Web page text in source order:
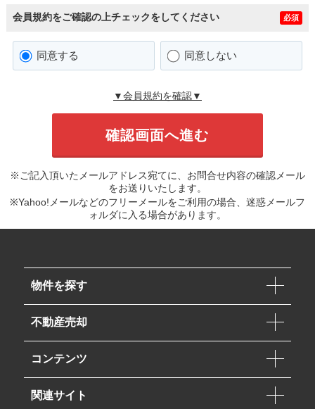
会員規約をご確認の上チェックをしてください 必須
同意する 同意しない
▼会員規約を確認▼
※ご記入頂いたメールアドレス宛てに、お問合せ内容の確認メール
をお送りいたします。
※Yahoo!メールなどのフリーメールをご利用の場合、迷惑メールフ
ォルダに入る場合があります。
物件を探す
不動産売却
コンテンツ
関連サイト